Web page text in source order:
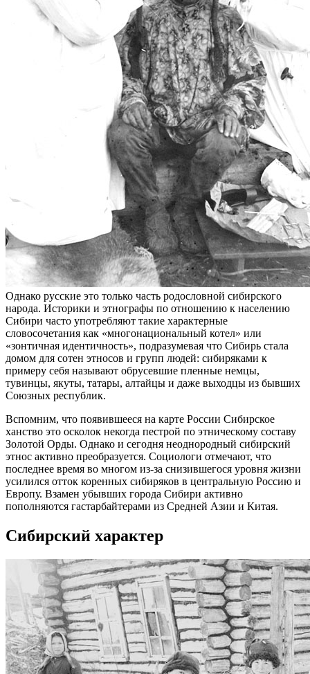
Однако русские это только часть родословной сибирского
народа. Историки и этнографы по отношению к населению
Сибири часто употребляют такие характерные
словосочетания как «многонациональный котел» или
«зонтичная идентичность», подразумевая что Сибирь стала
домом для сотен этносов и групп людей: сибиряками к
примеру себя называют обрусевшие пленные немцы,
тувинцы, якуты, татары, алтайцы и даже выходцы из бывших
Союзных республик.
Вспомним, что появившееся на карте России Сибирское
ханство это осколок некогда пестрой по этническому составу
Золотой Орды. Однако и сегодня неоднородный сибирский
этнос активно преобразуется. Социологи отмечают, что
последнее время во многом из-за снизившегося уровня жизни
усилился отток коренных сибиряков в центральную Россию и
Европу. Взамен убывших города Сибири активно
пополняются гастарбайтерами из Средней Азии и Китая.
Сибирский характер